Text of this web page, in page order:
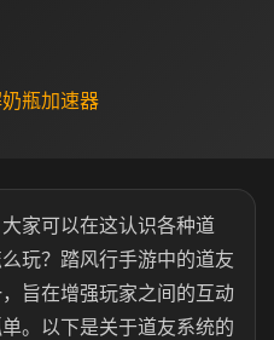
瓶加速器
家可以在这认识各种道
玩？踏风行手游中的道友
旨在增强玩家之间的互动
。以下是关于道友系统的